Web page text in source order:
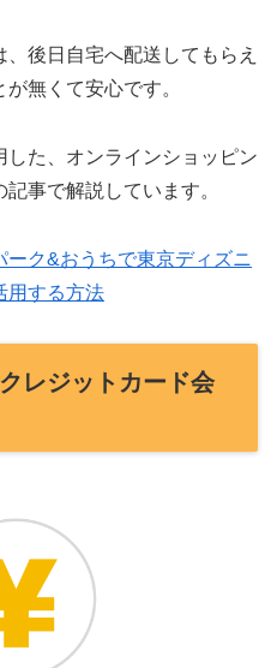
後日自宅へ配送してもらえ
無くて安心です。
た、オンラインショッピン
事で解説しています。
ク&おうちで東京ディズニ
用する方法
レジットカード会